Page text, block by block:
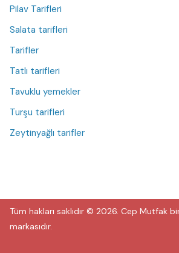
Pilav Tarifleri
Salata tarifleri
Tarifler
Tatlı tarifleri
Tavuklu yemekler
Turşu tarifleri
Zeytinyağlı tarifler
Tüm hakları saklıdır © 2026. Cep Mutfak
markasıdır.